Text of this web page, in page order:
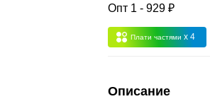
- сумма всех заказов за 6 месяцев
Опт 1 - 929 ₽
Плати частями x 4
Описание